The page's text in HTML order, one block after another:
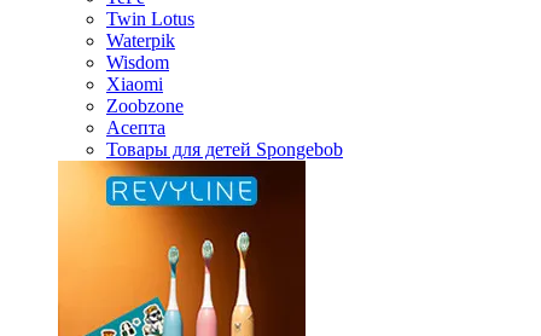
Twin Lotus
Waterpik
Wisdom
Xiaomi
Zoobzone
Асепта
Товары для детей Spongebob